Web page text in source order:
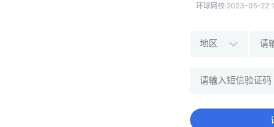
环球网校·2023-05-22